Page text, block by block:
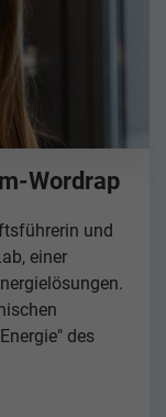
Wordrap
und
einer
des